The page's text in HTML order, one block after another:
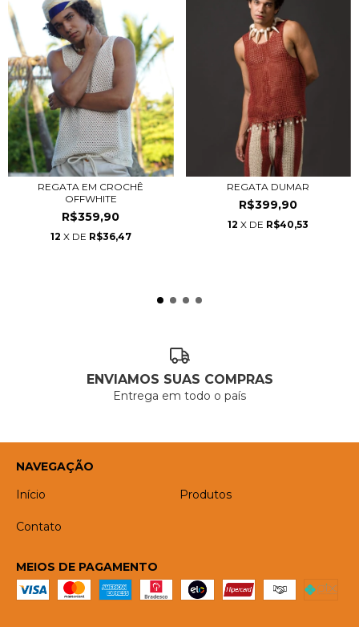
REGATA EM CROCHÊ
OFFWHITE
R$359,90
12 X DE R$36,47
REGATA DUMAR
R$399,90
12 X DE R$40,53
ENVIAMOS SUAS COMPRAS
Entrega em todo o país
NAVEGAÇÃO
Início
Produtos
Contato
MEIOS DE PAGAMENTO